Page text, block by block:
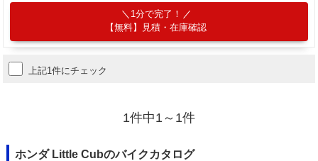
1分で完了！
【無料】見積・在庫確認
上記1件にチェック
1件中1～1件
ホンダ Little Cubのバイクカタログ